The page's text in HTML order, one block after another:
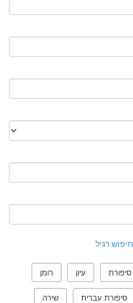
חיפוש רגיל
סיפורת עיון רומן
סיפורת עברית שירה